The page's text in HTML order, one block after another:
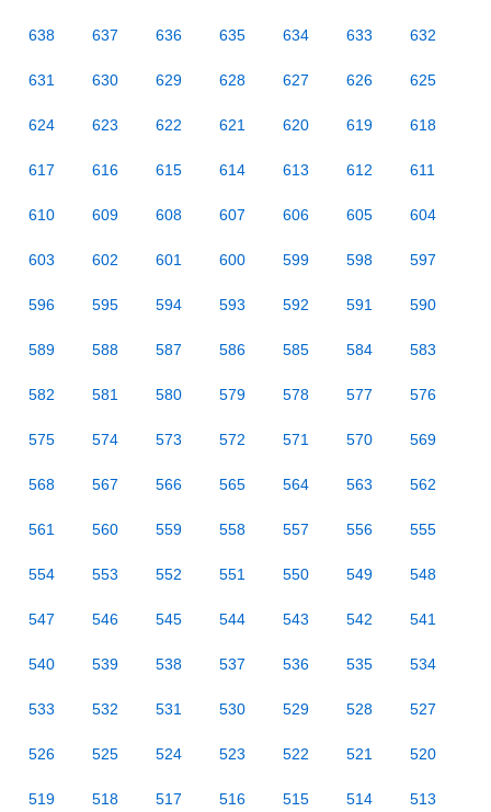
638 637 636 635 634 633 632
631 630 629 628 627 626 625
624 623 622 621 620 619 618
617 616 615 614 613 612 611
610 609 608 607 606 605 604
603 602 601 600 599 598 597
596 595 594 593 592 591 590
589 588 587 586 585 584 583
582 581 580 579 578 577 576
575 574 573 572 571 570 569
568 567 566 565 564 563 562
561 560 559 558 557 556 555
554 553 552 551 550 549 548
547 546 545 544 543 542 541
540 539 538 537 536 535 534
533 532 531 530 529 528 527
526 525 524 523 522 521 520
519 518 517 516 515 514 513